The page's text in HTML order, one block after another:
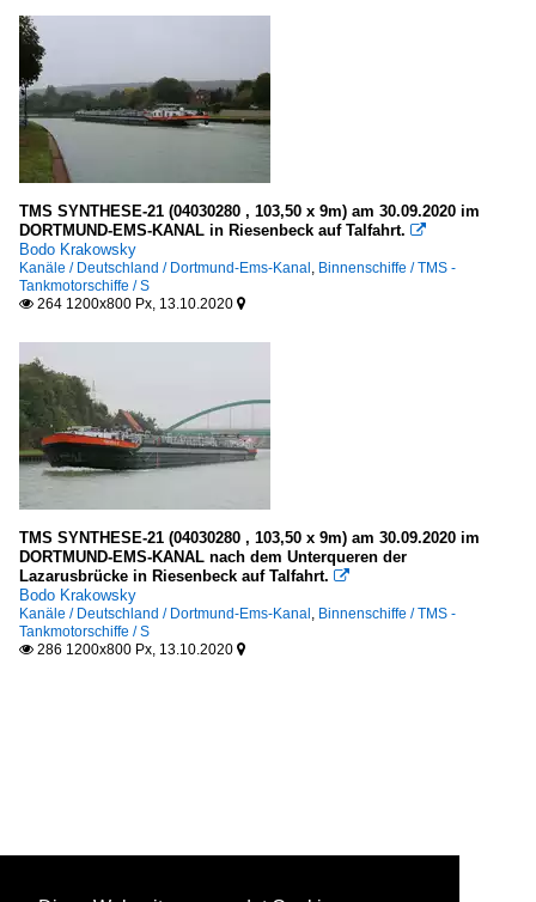
TMS SYNTHESE-21 (04030280 , 103,50 x 9m) am 30.09.2020 im
DORTMUND-EMS-KANAL in Riesenbeck auf Talfahrt. 
Bodo Krakowsky
Kanäle / Deutschland / Dortmund-Ems-Kanal Binnenschiffe / TMS -
Tankmotorschiffe / S
 264 1200x800 Px, 13.10.2020 
TMS SYNTHESE-21 (04030280 , 103,50 x 9m) am 30.09.2020 im
DORTMUND-EMS-KANAL nach dem Unterqueren der
Lazarusbrücke in Riesenbeck auf Talfahrt. 
Bodo Krakowsky
Kanäle / Deutschland / Dortmund-Ems-Kanal Binnenschiffe / TMS -
Tankmotorschiffe / S
 286 1200x800 Px, 13.10.2020 